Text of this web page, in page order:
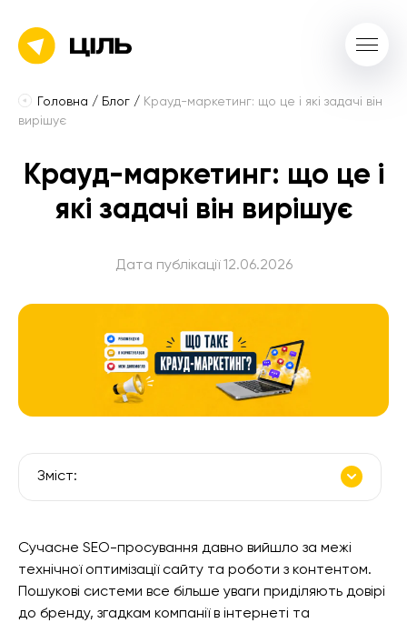
Головна / Блог / Крауд-маркетинг: що це і які задачі він
вирішує
Крауд-маркетинг: що це і
які задачі він вирішує
Дата публікації 12.06.2026
Зміст:
Сучасне SEO-просування давно вийшло за межі
технічної оптимізації сайту та роботи з контентом.
Пошукові системи все більше уваги приділяють довірі
до бренду, згадкам компанії в інтернеті та